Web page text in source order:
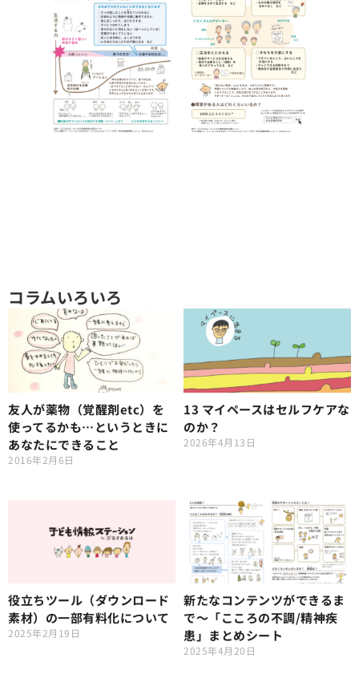
コラムいろいろ
友人が薬物（覚醒剤etc）を
使ってるかも…というときに
あなたにできること
2016年2月6日
13 マイペースはセルフケアな
のか？
2026年4月13日
役立ちツール（ダウンロード
素材）の一部有料化について
2025年2月19日
新たなコンテンツができるま
で〜「こころの不調/精神疾
患」まとめシート
2025年4月20日